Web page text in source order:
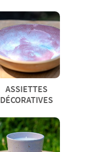
ASSIETTES
DÉCORATIVES